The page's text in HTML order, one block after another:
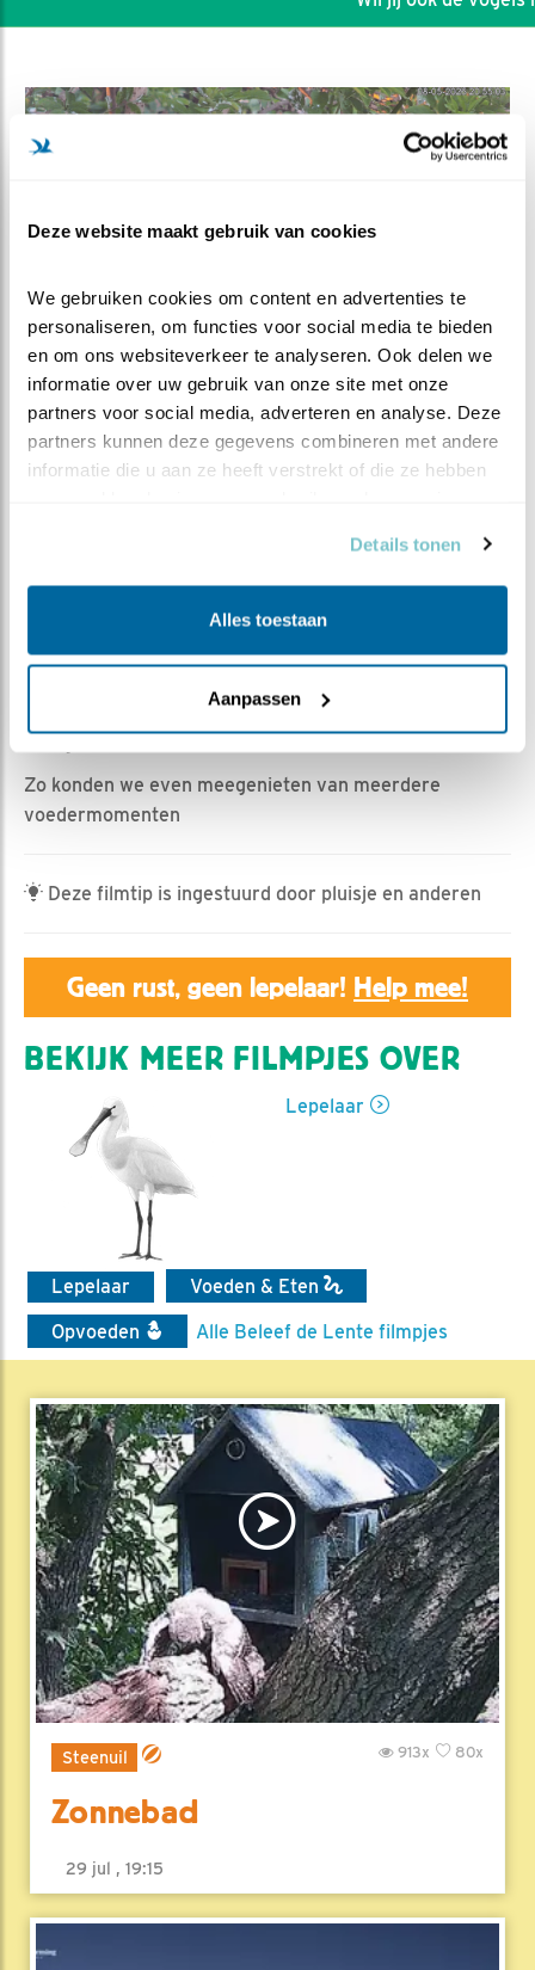
Deze website maakt gebruik van cookies
We gebruiken cookies om content en advertenties te
personaliseren, om functies voor social media te bieden
en om ons websiteverkeer te analyseren. Ook delen we
informatie over uw gebruik van onze site met onze
partners voor social media, adverteren en analyse. Deze
partners kunnen deze gegevens combineren met andere
informatie die u aan ze heeft verstrekt of die ze hebben
Details tonen
Alles toestaan
Aanpassen
DEEL DIT FILMPJE
Eerste kuiken, zorgt voor
Marijn | Geplaatst op 9 mei 2026, 15:00 |
Vind ik leuk
Bewaar dit filmpje|
212x
Oplettende kijkers zagen gisteren bij de vlierlepelaar
we prachtig zien dat er inderdaad een kuiken uit het ei
Zo konden we even meegenieten van meerdere
voedermomenten
Deze filmtip is ingestuurd door pluisje en anderen
Geen rust, geen lepelaar! Help mee!
BEKIJK MEER FILMPJES OVER
Lepelaar
Lepelaar
Voeden & Eten
Opvoeden
Alle Beleef de Lente filmpjes
Steenuil 80x
913x
Zonnebad
29 jul , 19:15